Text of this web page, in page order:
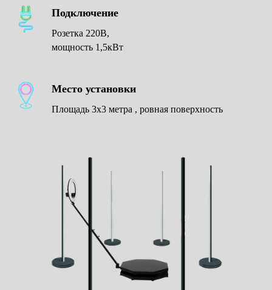
Подключение
Розетка 220В,
мощность 1,5кВт
Место установки
Площадь 3х3 метра , ровная поверхность
СкетчБот
Неоновый тоннель